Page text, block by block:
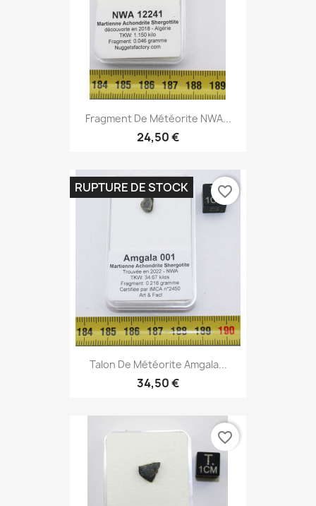
Fragment De Météorite NWA...
24,50 €
Talon De Météorite Amgala...
34,50 €
RUPTURE DE STOCK favorite_border
favorite_border